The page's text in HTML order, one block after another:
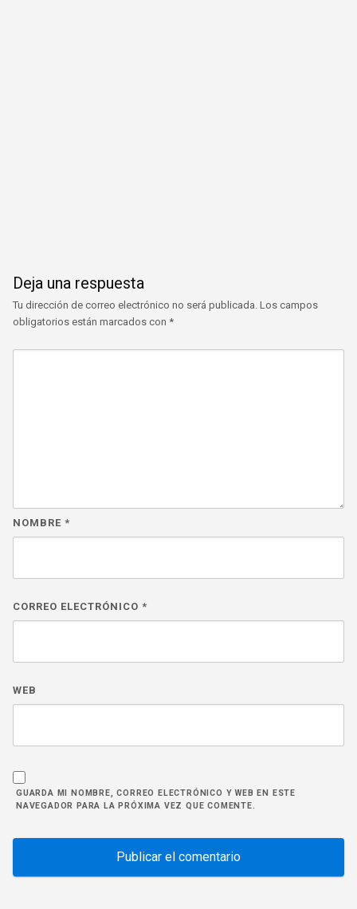
Deja una respuesta
Tu dirección de correo electrónico no será publicada. Los campos
obligatorios están marcados con *
NOMBRE *
CORREO ELECTRÓNICO *
WEB
GUARDA MI NOMBRE, CORREO ELECTRÓNICO Y WEB EN ESTE
NAVEGADOR PARA LA PRÓXIMA VEZ QUE COMENTE.